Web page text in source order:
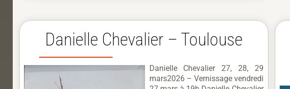
Danielle Chevalier – Toulouse
Danielle Chevalier 27, 28, 29
mars2026 – Vernissage vendredi